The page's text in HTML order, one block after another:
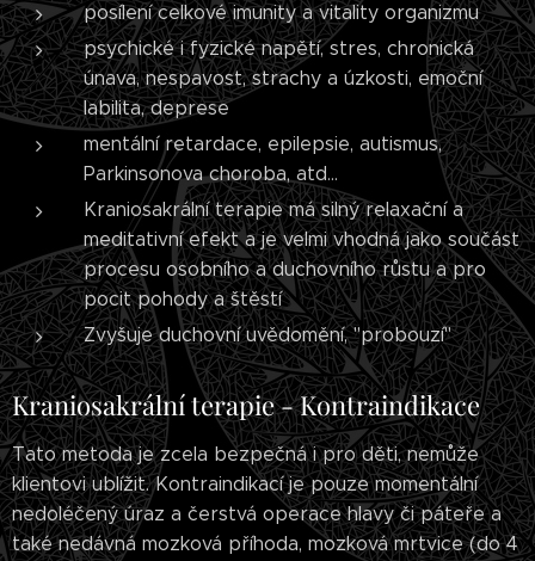
posílení celkové imunity a vitality organizmu
psychické i fyzické napětí, stres, chronická
únava, nespavost, strachy a úzkosti, emoční
labilita, deprese
mentální retardace, epilepsie, autismus,
Parkinsonova choroba, atd...
Kraniosakrální terapie má silný relaxační a
meditativní efekt a je velmi vhodná jako součást
procesu osobního a duchovního růstu a pro
pocit pohody a štěstí
Zvyšuje duchovní uvědomění, "probouzí"
Kraniosakrální terapie - Kontraindikace
Tato metoda je zcela bezpečná i pro děti, nemůže
klientovi ublížit. Kontraindikací je pouze momentální
nedoléčený úraz a čerstvá operace hlavy či páteře a
také nedávná mozková příhoda, mozková mrtvice (do 4